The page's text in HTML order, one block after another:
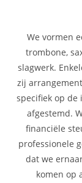
We vormen
trombone,
slagwerk.
zij
specifiek op
afgestemd.
financiële
professionele
dat we
komen op